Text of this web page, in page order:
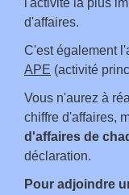
l'activité la plus
d'affaires.
C'est également
APE (activité
Vous n'aurez à
chiffre d'affaires,
d'affaires de
déclaration.
Pour adjoindre